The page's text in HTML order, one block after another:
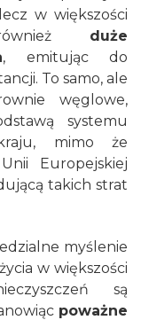
w większości
duże
, emitując do
To samo, ale
węglowe,
systemu
mimo że
Europejskiej
takich strat
myślenie
w większości
są
poważne